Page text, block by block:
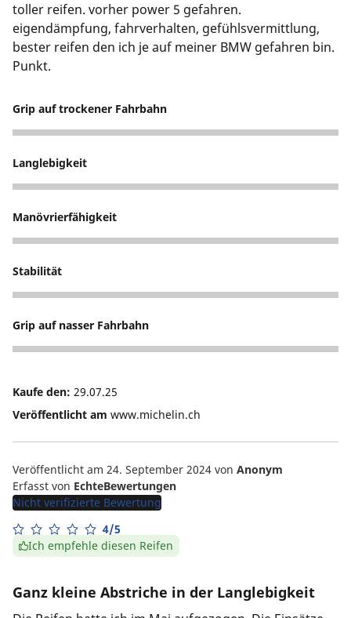
toller reifen. vorher power 5 gefahren.
eigendämpfung, fahrverhalten, gefühlsvermittlung,
bester reifen den ich je auf meiner BMW gefahren bin.
Punkt.
Grip auf trockener Fahrbahn
4
Langlebigkeit
5
Manövrierfähigkeit
1
Stabilität
1
Grip auf nasser Fahrbahn
5
Kaufe den: 29.07.25
Veröffentlicht am www.michelin.ch
Veröffentlicht am 24. September 2024 von Anonym
Erfasst von EchteBewertungen
Nicht verifizierte Bewertung
4/5
Ich empfehle diesen Reifen
Ganz kleine Abstriche in der Langlebigkeit